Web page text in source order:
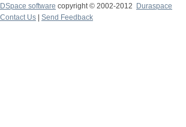
DSpace software copyright © 2002-2012
Duraspace
Contact Us
Send Feedback